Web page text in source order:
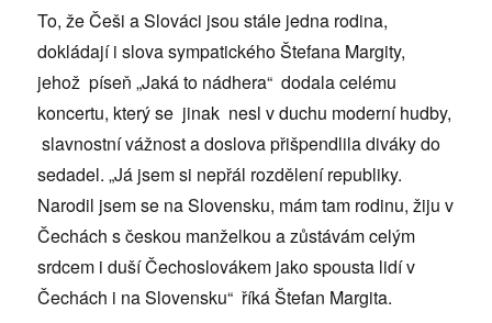
To, že Češi a Slováci jsou stále jedna rodina,
dokládají i slova sympatického Štefana Margity,
jehož píseň „Jaká to nádhera“ dodala celému
koncertu, který se jinak nesl v duchu moderní hudby,
slavnostní vážnost a doslova přišpendlila diváky do
sedadel. „Já jsem si nepřál rozdělení republiky.
Narodil jsem se na Slovensku, mám tam rodinu, žiju v
Čechách s českou manželkou a zůstávám celým
srdcem i duší Čechoslovákem jako spousta lidí v
Čechách i na Slovensku“ říká Štefan Margita.